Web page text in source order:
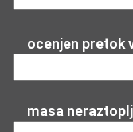
ocenjen pretok
masa